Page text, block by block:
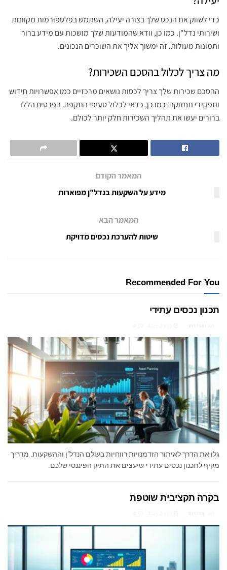
כדי לשווק את הנכס שלך בצורה יעילה, השתמש בפלטפורמות מקוונות
ושירותי נדל"ן. כמו כן, וודא שהמודעות שלך מושכות עם מידע ברור
ותמונות מעולות. זה ימשוך אליך את השוכרים הנכונים.
מה צריך לכלול בהסכם השכירות?
ההסכם שכירות שלך צריך לכסות נושאים מרכזיים כמו אפשרויות חידוש
ותפקידי תחזוקה. כמו כן, כדאי לכלול סעיפי התקפה. הפרטים הללו
ברורים יעשו את תהליך השכירות חלק יותר לכולם.
המאמר הקודם
מידע על השקעות בנדל"ן מפוארות
המאמר הבא
שיטות להערכת נכסים מדויקת
Recommended For You
תכנון נכסים עתידי
גלו את הדרך לאיתור הזדמנויות רווחיות בעולם הנדל"ן וההשקעות. מדריך
מקיף לתכנון נכסים עתידי שיעצים את התיק הפיננסי שלכם.
בקרה תקציבית שוטפת